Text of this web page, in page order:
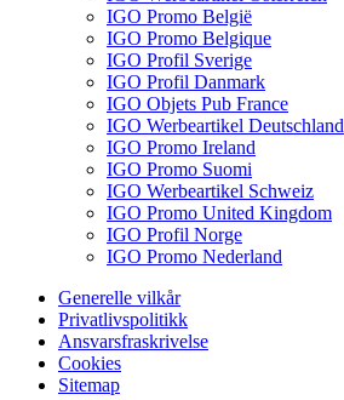
IGO Promo België
IGO Promo Belgique
IGO Profil Sverige
IGO Profil Danmark
IGO Objets Pub France
IGO Werbeartikel Deutschland
IGO Promo Ireland
IGO Promo Suomi
IGO Werbeartikel Schweiz
IGO Promo United Kingdom
IGO Profil Norge
IGO Promo Nederland
Generelle vilkår
Privatlivspolitikk
Ansvarsfraskrivelse
Cookies
Sitemap